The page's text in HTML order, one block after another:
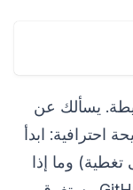
يسألك عن
احترافية: ابدأ
وما إذا